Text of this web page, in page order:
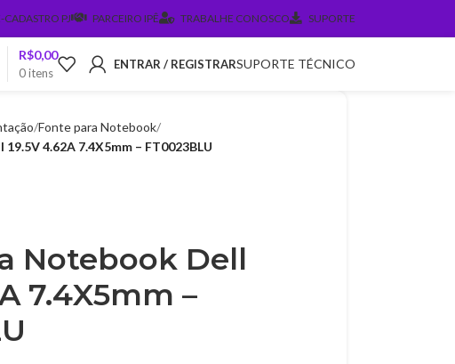
CADASTRO PJ PARCEIRO IPÊ TRABALHE CONOSCO SUPORTE
0itens
R$0,00
ENTRAR / REGISTRARSUPORTE TÉCNICO
Fonte para Notebook
4.62A 7.4X5mm – FT0023BLU
Notebook Dell
7.4X5mm –